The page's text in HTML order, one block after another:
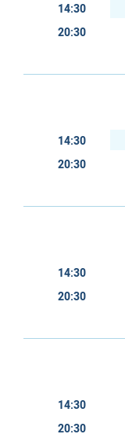
14:30
20:30
14:30
20:30
14:30
20:30
14:30
20:30